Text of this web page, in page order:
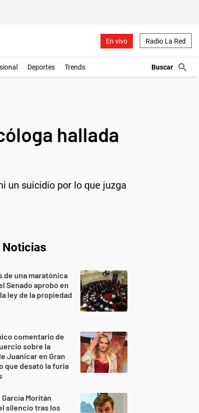
En vivo Radio La Red
Deportes Trends
hallada
un suicidio por lo que juzga
de una maratónica
Senado aprobó en
ley de la propiedad
comentario de
sobre la
Juanicar en Gran
que desató la furia
Moritán
silencio tras los